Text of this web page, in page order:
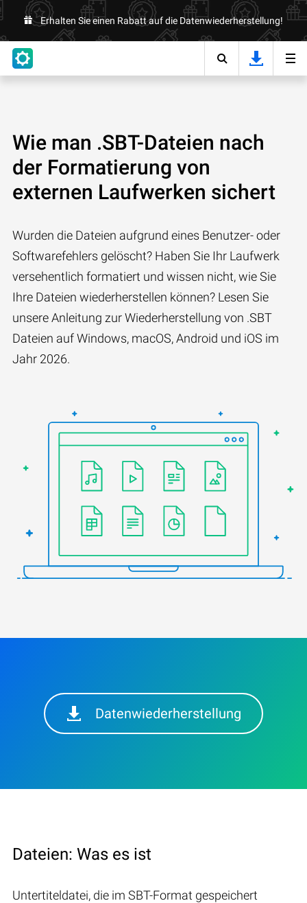
Erhalten Sie einen Rabatt auf die Datenwiederherstellung!
Wie man .SBT-Dateien nach
der Formatierung von
externen Laufwerken sichert
Wurden die Dateien aufgrund eines Benutzer- oder
Softwarefehlers gelöscht? Haben Sie Ihr Laufwerk
versehentlich formatiert und wissen nicht, wie Sie
Ihre Dateien wiederherstellen können? Lesen Sie
unsere Anleitung zur Wiederherstellung von .SBT
Dateien auf Windows, macOS, Android und iOS im
Jahr 2026.
Datenwiederherstellung
Dateien: Was es ist
Untertiteldatei, die im SBT-Format gespeichert